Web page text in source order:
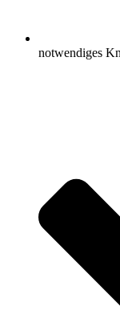
notwendiges